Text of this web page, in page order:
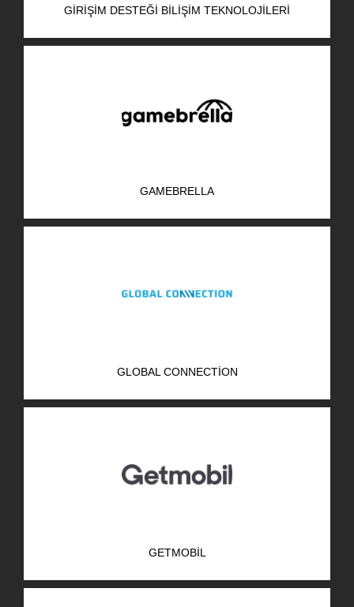
AR-GE Portal
EN
GIRIŞIM DESTEĞI BILIŞIM TEKNOLOJILERI
GAMEBRELLA
GLOBAL CONNECTION
GETMOBIL